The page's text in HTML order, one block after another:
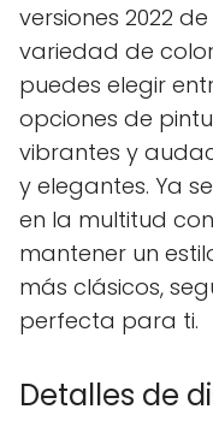
versiones 2022
variedad de
puedes elegir
opciones de
vibrantes y
y elegantes. Ya
en la multitud
mantener un
más clásicos,
perfecta para ti.
Detalles de